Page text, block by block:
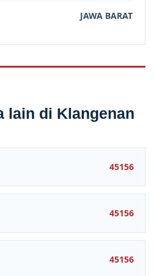
JAWA BARAT
lain di Klangenan
45156
45156
45156